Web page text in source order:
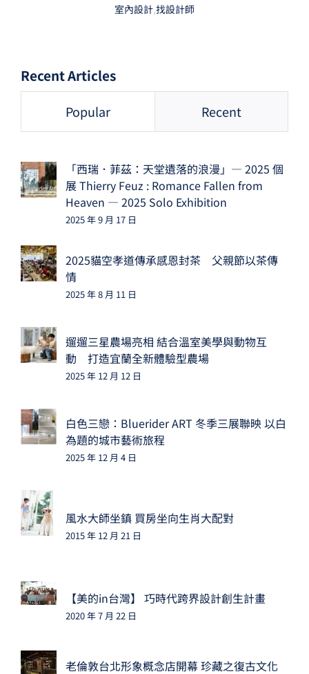
室內設計,找設計師
Recent Articles
Popular Recent
「西瑞．菲茲：天堂遺落的浪漫」— 2025 個
展 Thierry Feuz : Romance Fallen from
Heaven — 2025 Solo Exhibition
2025 年 9 月 17 日
2025貓空孝道傳承感恩封茶 父親節以茶傳
情
2025 年 8 月 11 日
遛遛三星農場亮相 結合溫室美學與動物互
動 打造宜蘭全新體驗型農場
2025 年 12 月 12 日
白色三戀：Bluerider ART 冬季三展聯映 以白
為題的城市藝術旅程
2025 年 12 月 4 日
風水大師坐鎮 買房坐向生肖大配對
2015 年 12 月 21 日
【美的in台灣】 巧時代跨界設計創生計畫
2020 年 7 月 22 日
老倫敦台北形象概念店開幕 珍藏之復古文化